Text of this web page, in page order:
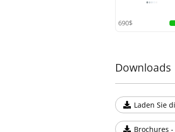
690$
Downloads
Laden Sie
Brochures